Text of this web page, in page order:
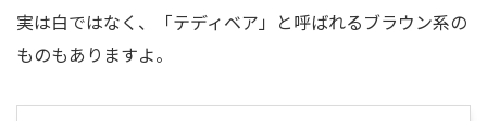
実は白ではなく、「テディベア」と呼ばれるブラウン系の
ものもありますよ。